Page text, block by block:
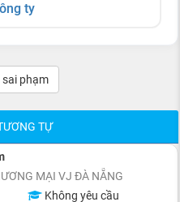
ty
phạm(0)
TỰ
MẠI VJ ĐÀ NẴNG
Không yêu cầu